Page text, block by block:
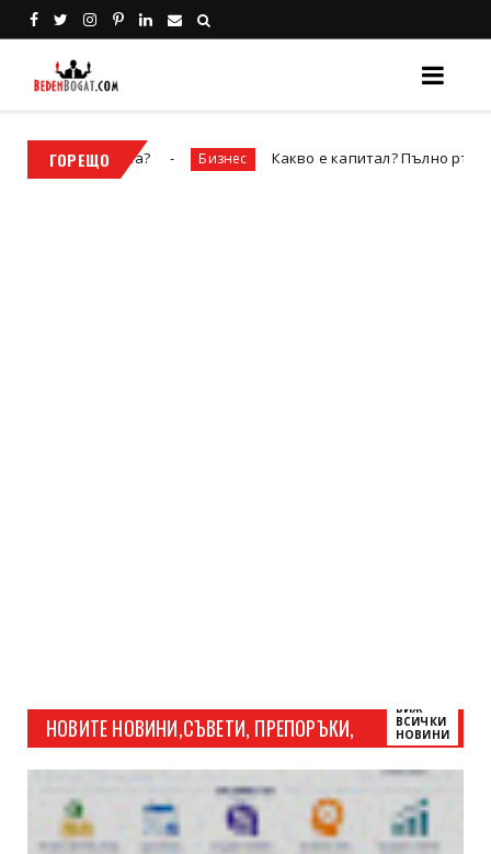
ГОРЕЩО
Бизнес Какво е капитал? Пълно ръководство за
НОВИТЕ НОВИНИ,СЪВЕТИ, ПРЕПОРЪКИ,
СВЪРЗАНИ С ФИНАНСИ
ВИЖ
ВСИЧКИ
НОВИНИ